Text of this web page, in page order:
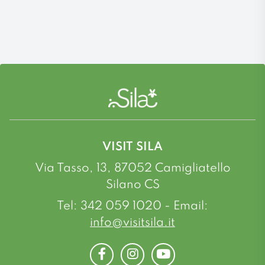
VISIT SILA
Via Tasso, 13, 87052 Camigliatello
Silano CS
Tel: 342 059 1020 - Email:
info@visitsila.it
FacebookInstagramYoutube